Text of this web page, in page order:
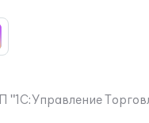
"1С:Управление